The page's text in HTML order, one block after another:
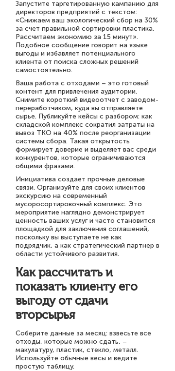
Запустите таргетированную кампанию для
директоров предприятий с текстом:
«Снижаем ваш экологический сбор на 30%
за счет правильной сортировки пластика.
Рассчитаем экономию за 15 минут».
Подобное сообщение говорит на языке
выгоды и избавляет потенциального
клиента от поиска сложных решений
самостоятельно.
Ваша работа с отходами – это готовый
контент для привлечения аудитории.
Снимите короткий видеоотчет с заводом-
переработчиком, куда вы отправляете
сырье. Публикуйте кейсы с разбором: как
складской комплекс сократил затраты на
вывоз ТКО на 40% после реорганизации
системы сбора. Такая открытость
формирует доверие и выделяет вас среди
конкурентов, которые ограничиваются
общими фразами.
Инициатива создает прочные деловые
связи. Организуйте для своих клиентов
экскурсию на современный
мусоросортировочный комплекс. Это
мероприятие наглядно демонстрирует
ценность ваших услуг и часто становится
площадкой для заключения соглашений,
поскольку вы выступаете не как
подрядчик, а как стратегический партнер в
области устойчивого развития.
Как рассчитать и
показать клиенту его
выгоду от сдачи
вторсырья
Соберите данные за месяц: взвесьте все
отходы, которые можно сдать, –
макулатуру, пластик, стекло, металл.
Используйте обычные весы и ведите
простую таблицу.